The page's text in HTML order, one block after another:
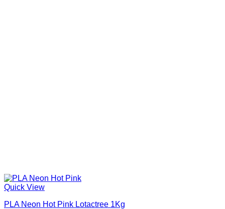
Quick View
PLA Neon Hot Pink Lotactree 1Kg